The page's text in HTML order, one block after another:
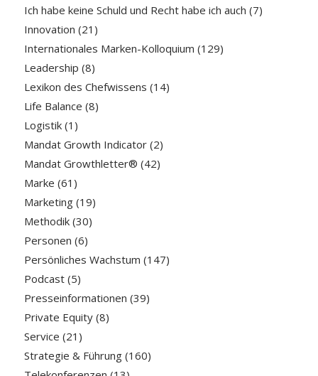
Ich habe keine Schuld und Recht habe ich auch (7)
Innovation (21)
Internationales Marken-Kolloquium (129)
Leadership (8)
Lexikon des Chefwissens (14)
Life Balance (8)
Logistik(1)
Mandat Growth Indicator(2)
Mandat Growthletter® (42)
Marke (61)
Marketing(19)
Methodik(30)
Personen (6)
Persönliches Wachstum (147)
Podcast(5)
Presseinformationen (39)
Private Equity(8)
Service (21)
Strategie & Führung(160)